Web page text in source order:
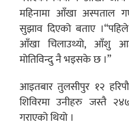
महिनामा आँखा अस्पताल
सुझाव दिएको बताए
आँखा चिलाउथ्यो, आँशु
मोतिविन्दु नै भइसके छ ।”
आइतबार तुलसीपुर १२
शिविरमा उनीहरु जस्तै
गराएको थियो ।